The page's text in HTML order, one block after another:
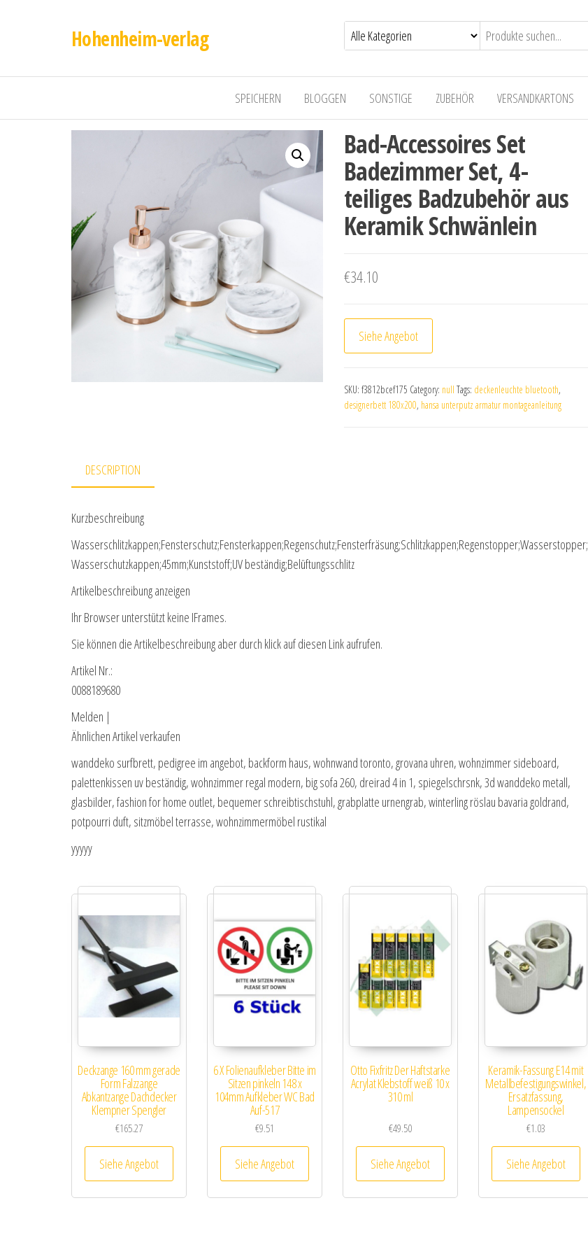
Hohenheim-verlag
SPEICHERN BLOGGEN SONSTIGE ZUBEHÖR VERSANDKARTONS
Bad-Accessoires Set
Badezimmer Set, 4-
teiliges Badzubehör aus
Keramik Schwänlein
€34.10
Siehe Angebot
SKU: f3812bcef175 Category: null Tags: deckenleuchte bluetooth,
designerbett 180x200, hansa unterputz armatur montageanleitung
DESCRIPTION
Kurzbeschreibung
Wasserschlitzkappen;Fensterschutz;Fensterkappen;Regenschutz;Fensterfräsung;Schlitzkappen;Regenstopper;Wasserstopper;
Wasserschutzkappen;45mm;Kunststoff;UV beständig;Belüftungsschlitz
Artikelbeschreibung anzeigen
Ihr Browser unterstützt keine IFrames.
Sie können die Artikelbeschreibung aber durch klick auf diesen Link aufrufen.
Artikel Nr.:
0088189680
Melden |
Ähnlichen Artikel verkaufen
wanddeko surfbrett, pedigree im angebot, backform haus, wohnwand toronto, grovana uhren, wohnzimmer sideboard,
palettenkissen uv beständig, wohnzimmer regal modern, big sofa 260, dreirad 4 in 1, spiegelschrsnk, 3d wanddeko metall,
glasbilder, fashion for home outlet, bequemer schreibtischstuhl, grabplatte urnengrab, winterling röslau bavaria goldrand,
potpourri duft, sitzmöbel terrasse, wohnzimmermöbel rustikal
yyyyy
Deckzange 160 mm gerade
Form Falzzange
Abkantzange Dachdecker
Klempner Spengler
€165.27
Siehe Angebot
6 X Folienaufkleber Bitte im
Sitzen pinkeln 148 x
104mm Aufkleber WC Bad
Auf-517
€9.51
Siehe Angebot
Otto Fixfritz Der Haftstarke
Acrylat Klebstoff weiß 10 x
310 ml
€49.50
Siehe Angebot
Keramik-Fassung E14 mit
Metallbefestigungswinkel,
Ersatzfassung,
Lampensockel
€1.03
Siehe Angebot